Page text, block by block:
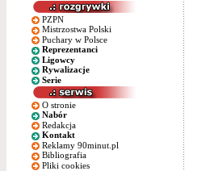
PZPN
Mistrzostwa Polski
Puchary w Polsce
Reprezentanci
Ligowcy
Rywalizacje
Serie
O stronie
Nabór
Redakcja
Kontakt
Reklamy 90minut.pl
Bibliografia
Pliki cookies